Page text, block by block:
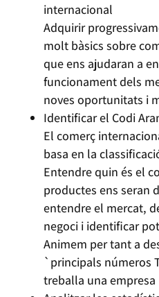
internacional
Adquirir
molt bàsics sobre
que ens ajudaran a
funcionament dels
noves oportunitats i
Identificar el Codi
El comerç
basa en la
Entendre quin és el
productes ens seran
entendre el mercat,
negoci i identificar
Animem per tant a
`principals números
treballa una empresa